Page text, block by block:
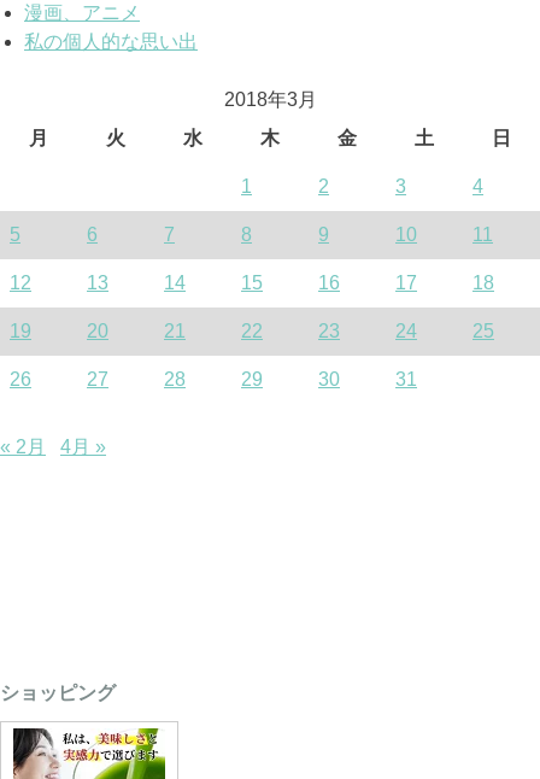
漫画、アニメ
私の個人的な思い出
2018年3月
月
火 水 木 金 土 日
1 2 3 4
5 6 7 8 9 10 11
12 13 14 15 16 17 18
19 20 21 22 23 24 25
26 27 28 29 30 31
« 2月 4月 »
ショッピング